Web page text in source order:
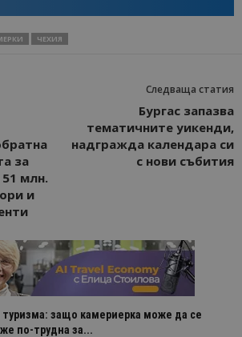
ЧЕХИЯ
за
млн.
и
Следваща статия
Бургас запазва
тематичните уикенди,
надгражда календара си
с нови събития
туризма: защо камериерка може да се
по-трудна за...